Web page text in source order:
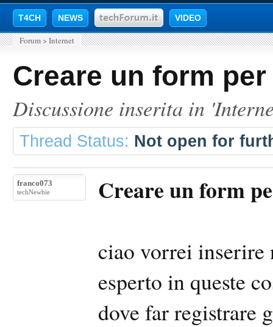
T4CH NEWS VIDEO
Forum > Internet
Creare un form
Discussione inserita in '
Thread Status: Not open for
franco073
techNewbie Creare un form
ciao vorrei inserire
esperto in queste
dove far registrare